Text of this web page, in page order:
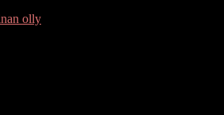
olly